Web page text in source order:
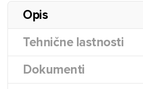
Opis
Tehnične lastnosti
Dokumenti